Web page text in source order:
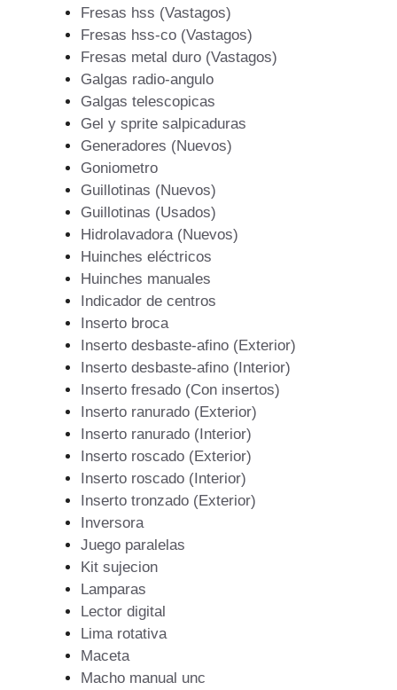
Fresas hss (Vastagos)
Fresas hss-co (Vastagos)
Fresas metal duro (Vastagos)
Galgas radio-angulo
Galgas telescopicas
Gel y sprite salpicaduras
Generadores (Nuevos)
Goniometro
Guillotinas (Nuevos)
Guillotinas (Usados)
Hidrolavadora (Nuevos)
Huinches eléctricos
Huinches manuales
Indicador de centros
Inserto broca
Inserto desbaste-afino (Exterior)
Inserto desbaste-afino (Interior)
Inserto fresado (Con insertos)
Inserto ranurado (Exterior)
Inserto ranurado (Interior)
Inserto roscado (Exterior)
Inserto roscado (Interior)
Inserto tronzado (Exterior)
Inversora
Juego paralelas
Kit sujecion
Lamparas
Lector digital
Lima rotativa
Maceta
Macho manual unc